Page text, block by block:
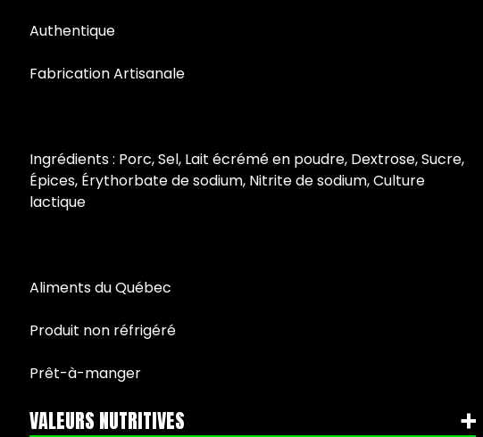
Authentique
Fabrication Artisanale
Ingrédients : Porc, Sel, Lait écrémé en poudre, Dextrose, Sucre,
Épices, Érythorbate de sodium, Nitrite de sodium, Culture
lactique
Aliments du Québec
Produit non réfrigéré
Prêt-à-manger
VALEURS NUTRITIVES